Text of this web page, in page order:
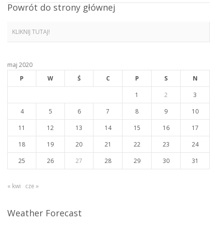
Powrót do strony głównej
KLIKNIJ TUTAJ!
maj 2020
P
W Ś C P S
N
1
2
3
4
5 6 7 8 9
10
11
12 13 14 15 16
17
18
19 20 21 22 23
24
25
26 27 28 29 30 31
« kwi cze »
Weather Forecast